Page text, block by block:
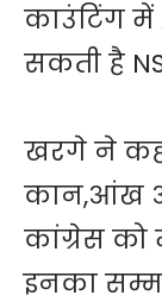
काउंटिंग में
सकती है
खरगे ने कहा
कान,आंख
कांग्रेस
इनका